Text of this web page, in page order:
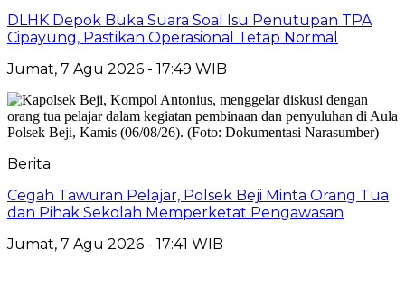
DLHK Depok Buka Suara Soal Isu Penutupan TPA
Cipayung, Pastikan Operasional Tetap Normal
Jumat, 7 Agu 2026 - 17:49 WIB
Berita
Cegah Tawuran Pelajar, Polsek Beji Minta Orang Tua
dan Pihak Sekolah Memperketat Pengawasan
Jumat, 7 Agu 2026 - 17:41 WIB